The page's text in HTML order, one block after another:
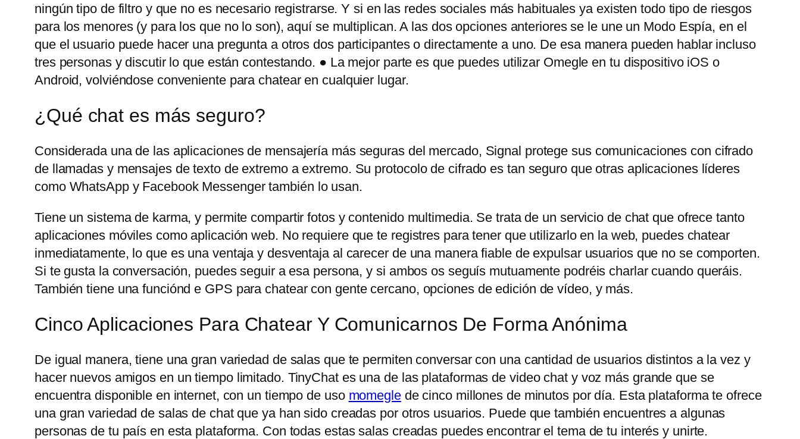
ningún tipo de filtro y que no es necesario registrarse. Y si en las redes sociales más habituales ya existen todo tipo de riesgos
para los menores (y para los que no lo son), aquí se multiplican. A las dos opciones anteriores se le une un Modo Espía, en el
que el usuario puede hacer una pregunta a otros dos participantes o directamente a uno. De esa manera pueden hablar incluso
tres personas y discutir lo que están contestando. ● La mejor parte es que puedes utilizar Omegle en tu dispositivo iOS o
Android, volviéndose conveniente para chatear en cualquier lugar.
¿Qué chat es más seguro?
Considerada una de las aplicaciones de mensajería más seguras del mercado, Signal protege sus comunicaciones con cifrado
de llamadas y mensajes de texto de extremo a extremo. Su protocolo de cifrado es tan seguro que otras aplicaciones líderes
como WhatsApp y Facebook Messenger también lo usan.
Tiene un sistema de karma, y permite compartir fotos y contenido multimedia. Se trata de un servicio de chat que ofrece tanto
aplicaciones móviles como aplicación web. No requiere que te registres para tener que utilizarlo en la web, puedes chatear
inmediatamente, lo que es una ventaja y desventaja al carecer de una manera fiable de expulsar usuarios que no se comporten.
Si te gusta la conversación, puedes seguir a esa persona, y si ambos os seguís mutuamente podréis charlar cuando queráis.
También tiene una funciónd e GPS para chatear con gente cercano, opciones de edición de vídeo, y más.
Cinco Aplicaciones Para Chatear Y Comunicarnos De Forma Anónima
De igual manera, tiene una gran variedad de salas que te permiten conversar con una cantidad de usuarios distintos a la vez y
hacer nuevos amigos en un tiempo limitado. TinyChat es una de las plataformas de video chat y voz más grande que se
encuentra disponible en internet, con un tiempo de uso momeglede cinco millones de minutos por día. Esta plataforma te ofrece
una gran variedad de salas de chat que ya han sido creadas por otros usuarios. Puede que también encuentres a algunas
personas de tu país en esta plataforma. Con todas estas salas creadas puedes encontrar el tema de tu interés y unirte.